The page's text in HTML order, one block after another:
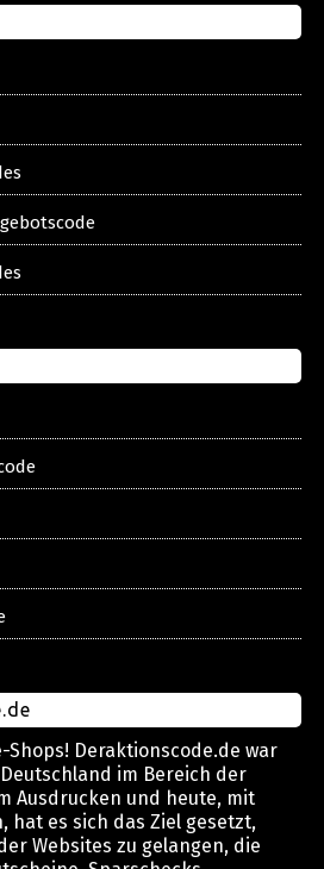
Deraktionscode.de war
im Bereich der
Ausdrucken und heute, mit
hat es sich das Ziel gesetzt,
Websites zu gelangen, die